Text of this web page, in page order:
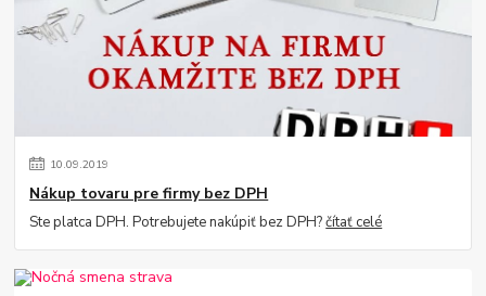
10.09.2019
Nákup tovaru pre firmy bez DPH
Ste platca DPH. Potrebujete nakúpiť bez DPH?čítať celé